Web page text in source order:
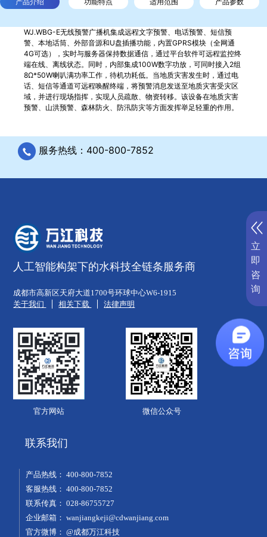
立
即
咨
询
WJ.WBG-E无线预警广播机集成远程文字预警、电话预警、短信预
警、本地话筒、外部音源和U盘插播功能，内置GPRS模块（全网通
4G可选），实时与服务器保持数据通信，通过平台软件可远程监控终
端在线、离线状态。同时，内部集成100W数字功放，可同时接入2组
8Ω*50W喇叭满功率工作，待机功耗低。当地质灾害发生时，通过电
话、短信等通道可远程唤醒终端，将预警消息发送至地质灾害受灾区
域，并进行现场指挥，实现人员疏散、物资转移。该设备在地质灾害
预警、山洪预警、森林防火、防汛防灾等方面发挥举足轻重的作用。
服务热线：400-800-7852
人工智能构架下的水科技全链条服务商
成都市高新区天府大道1700号环球中心W6-1915
关于我们
相关下载 法律声明
官方网站 微信公众号
联系我们
产品热线：400-800-7852
客服热线：400-800-7852
联系传真：028-86755727
企业邮箱：wanjiangkeji@cdwanjiang.com
官方微博：@成都万江科技